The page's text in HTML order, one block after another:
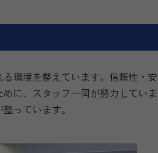
環境を整えています。信頼性・安
に、スタッフ一同が努力していま
っています。